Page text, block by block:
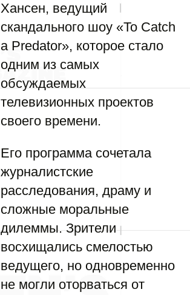
Хансен, ведущий
скандального шоу «To Catch
a Predator», которое стало
одним из самых
обсуждаемых
телевизионных проектов
своего времени.
Его программа сочетала
журналистские
расследования, драму и
сложные моральные
дилеммы. Зрители
восхищались смелостью
ведущего, но одновременно
не могли оторваться от